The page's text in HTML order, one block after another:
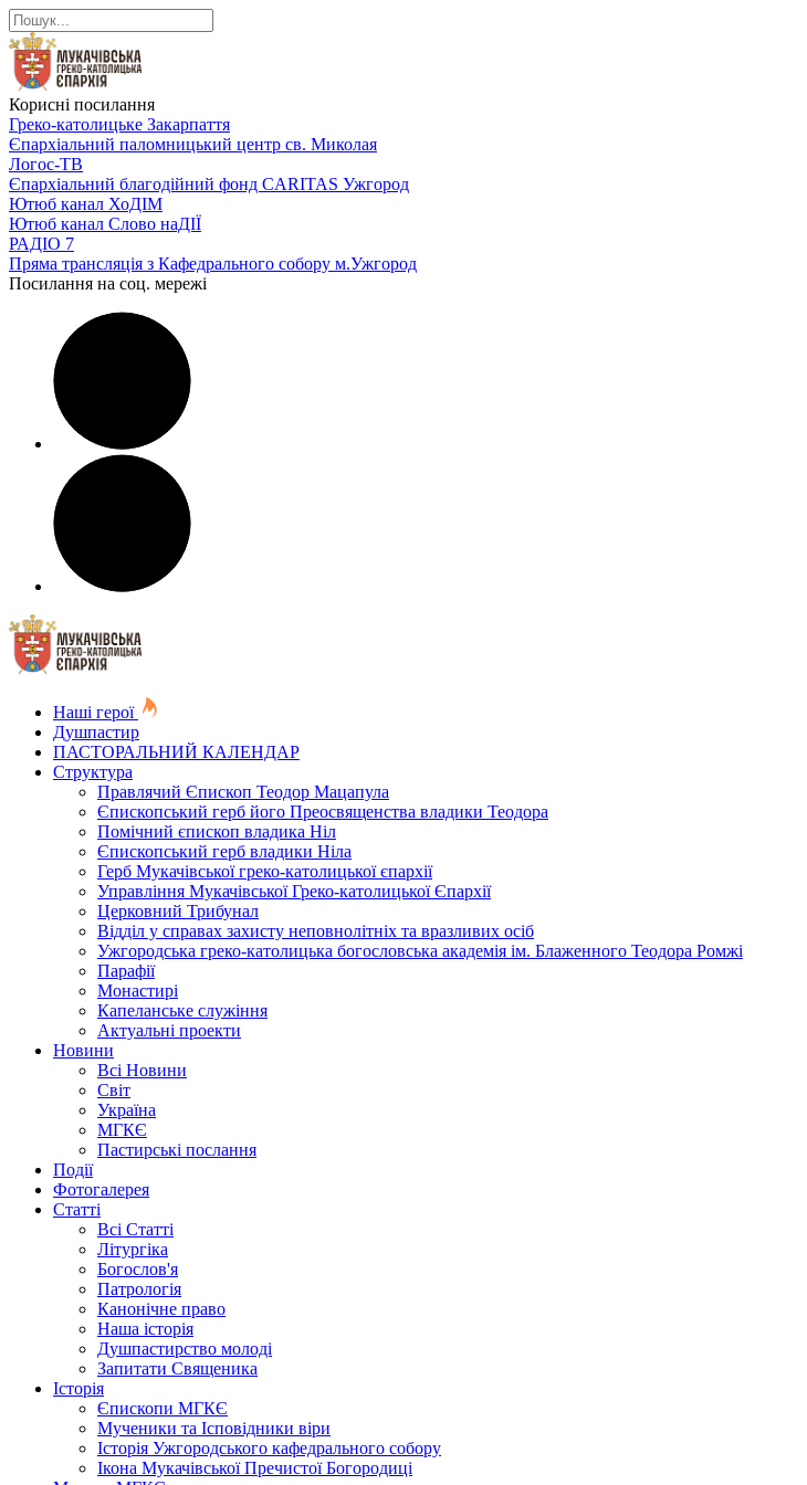
Корисні посилання
Греко-католицьке Закарпаття
Єпархіальний паломницький центр св. Миколая
Логос-ТВ
Єпархіальний благодійний фонд CARITAS Ужгород
Ютюб канал ХоДІМ
Ютюб канал Слово наДІЇ
РАДІО 7
Пряма трансляція з Кафедрального собору м.Ужгород
Посилання на соц. мережі
Наші герої
Душпастир
ПАСТОРАЛЬНИЙ КАЛЕНДАР
Структура
Правлячий Єпископ Теодор Мацапула
Єпископський герб його Преосвященства владики Теодора
Помічний єпископ владика Ніл
Єпископський герб владики Ніла
Герб Мукачівської греко-католицької єпархії
Управління Мукачівської Греко-католицької Єпархії
Церковний Трибунал
Відділ у справах захисту неповнолітніх та вразливих осіб
Ужгородська греко-католицька богословська академія ім. Блаженного Теодора Ромжі
Парафії
Монастирі
Капеланське служіння
Актуальні проекти
Новини
Всі Новини
Світ
Україна
МГКЄ
Пастирські послання
Події
Фотогалерея
Статті
Всі Статті
Літургіка
Богослов'я
Патрологія
Канонічне право
Наша історія
Душпастирство молоді
Запитати Священика
Історія
Єпископи МГКЄ
Мученики та Ісповідники віри
Історія Ужгородського кафедрального собору
Ікона Мукачівської Пречистої Богородиці